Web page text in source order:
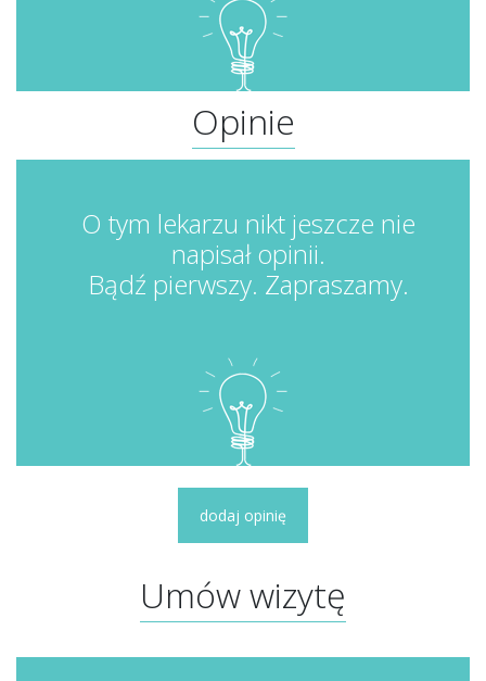
Opinie
O tym lekarzu nikt jeszcze nie
napisał opinii.
Bądź pierwszy. Zapraszamy.
dodaj opinię
Umów wizytę